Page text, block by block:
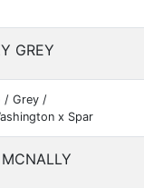
GREY
/ Grey /
x Spar